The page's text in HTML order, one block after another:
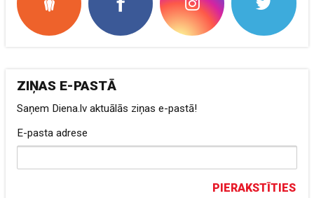
ZIŅAS E-PASTĀ
Saņem Diena.lv aktuālās ziņas e-pastā!
E-pasta adrese
PIERAKSTĪTIES